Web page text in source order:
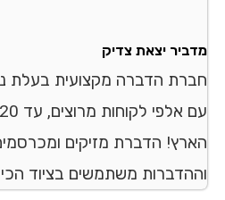
מדביר יצאת צדיק
הארץ! הדברת מזיקים
וההדברות משתמשים בציוד הכי